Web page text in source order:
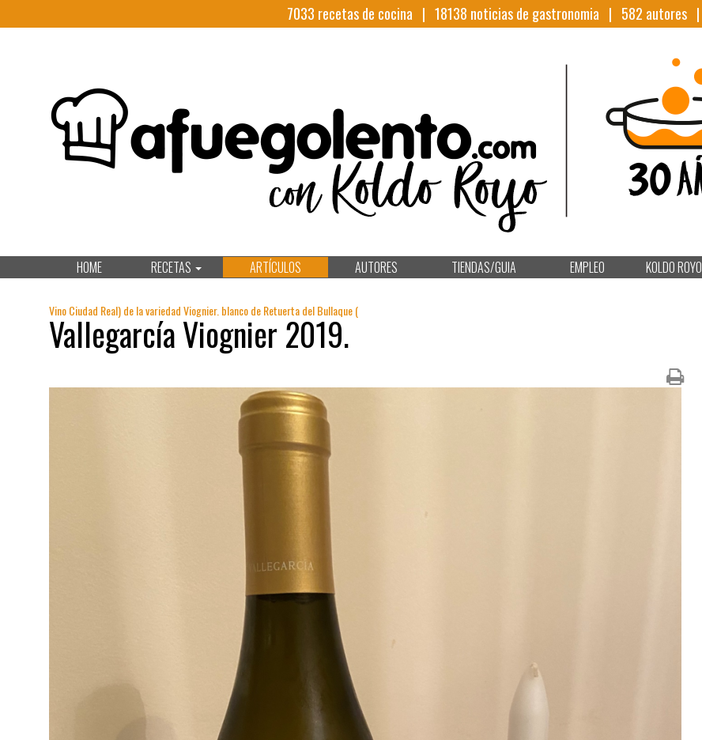
7033 recetas de cocina | 18138 noticias de gastronomia | 582 autores |
HOME RECETAS ARTÍCULOS AUTORES TIENDAS/GUIA EMPLEO KOLDO ROYO
Vino Ciudad Real) de la variedad Viognier. blanco de Retuerta del Bullaque (
Vallegarcía Viognier 2019.